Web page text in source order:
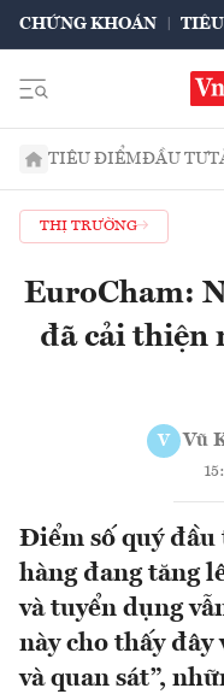
CHỨNG KHOÁN
TIÊU ĐIỂMĐẦU TƯ
THỊ TRƯỜNG
EuroCham:
đã cải thiện
V Vũ
Điểm số quý
hàng đang tăng
và tuyển dụng
này cho thấy
và quan sát”,